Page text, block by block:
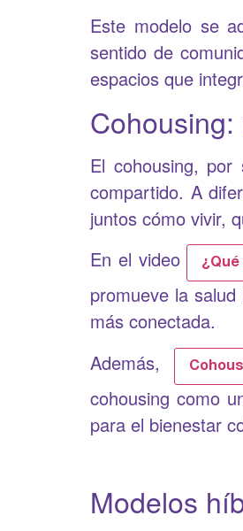
Este modelo se
sentido de
espacios que
El cohousing,
compartido. A
juntos cómo vivir,
En el video
promueve la
más conectada.
Además,
cohousing como
para el bienestar
Modelos